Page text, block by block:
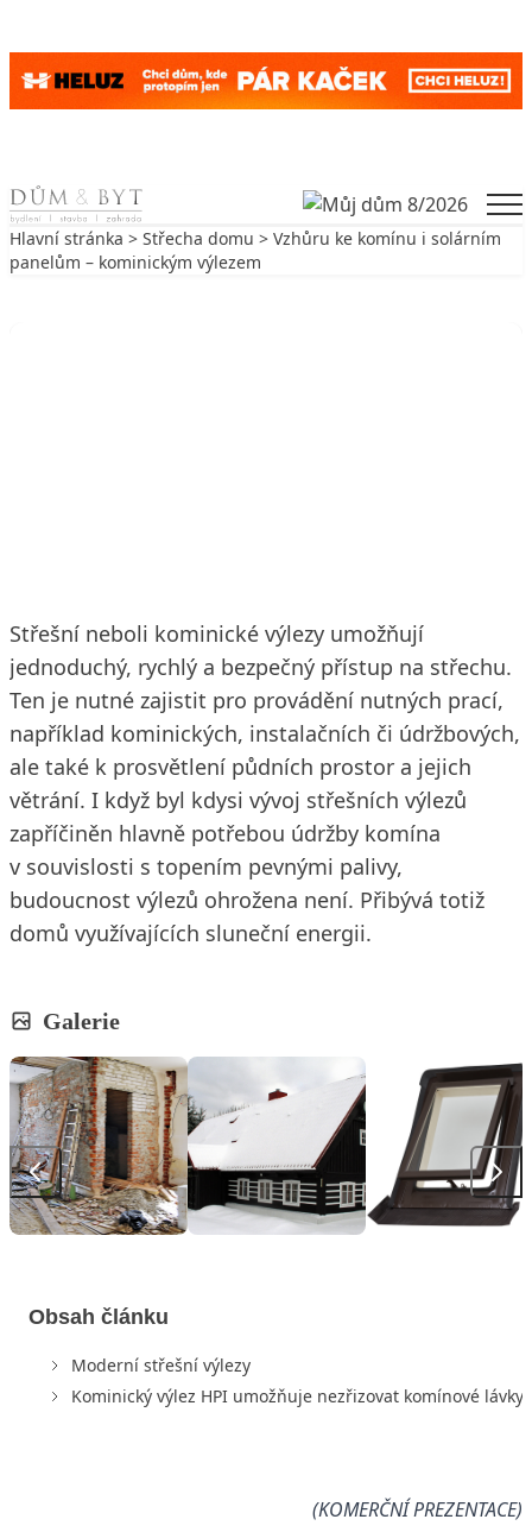
Skip to content
Hlavní stránka > Střecha domu > Vzhůru ke komínu i solárním
panelům – kominickým výlezem
Střešní neboli kominické výlezy umožňují
jednoduchý, rychlý a bezpečný přístup na střechu.
Ten je nutné zajistit pro provádění nutných prací,
například kominických, instalačních či údržbových,
ale také k prosvětlení půdních prostor a jejich
větrání. I když byl kdysi vývoj střešních výlezů
zapříčiněn hlavně potřebou údržby komína
v souvislosti s topením pevnými palivy,
budoucnost výlezů ohrožena není. Přibývá totiž
domů využívajících sluneční energii.
Galerie
Obsah článku
Moderní střešní výlezy
Kominický výlez HPI umožňuje nezřizovat komínové lávky
(KOMERČNÍ PREZENTACE)